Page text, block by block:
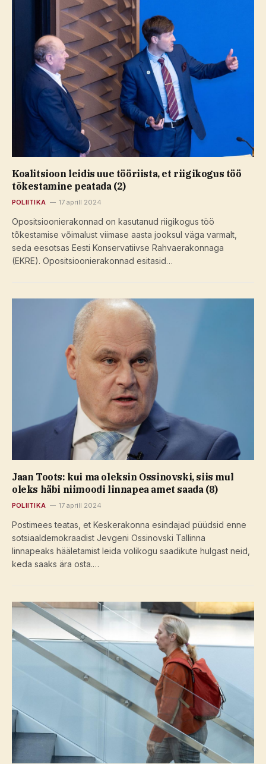
Koalitsioon leidis uue tööriista, et riigikogus töö
tõkestamine peatada (2)
POLIITIKA 17 aprill 2024
Opositsioonierakonnad on kasutanud riigikogus töö
tõkestamise võimalust viimase aasta jooksul väga varmalt,
seda eesotsas Eesti Konservatiivse Rahvaerakonnaga
(EKRE). Opositsioonierakonnad esitasid…
Jaan Toots: kui ma oleksin Ossinovski, siis mul
oleks häbi niimoodi linnapea amet saada (8)
POLIITIKA 17 aprill 2024
Postimees teatas, et Keskerakonna esindajad püüdsid enne
sotsiaaldemokraadist Jevgeni Ossinovski Tallinna
linnapeaks hääletamist leida volikogu saadikute hulgast neid,
keda saaks ära osta.…